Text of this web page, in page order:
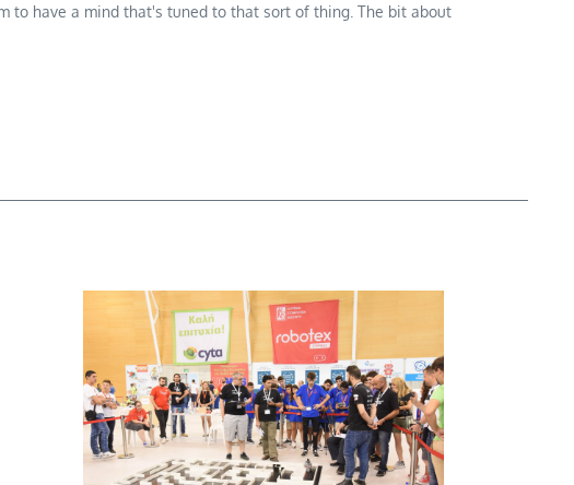
to have a mind that's tuned to that sort of thing. The bit about